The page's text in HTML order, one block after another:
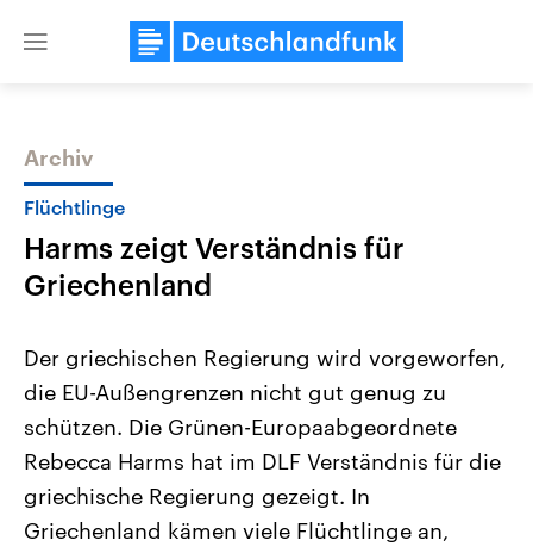
Close
Themen
Landtagswahl Sachsen-Anhalt
2026
Alle Informationen
Sachsen-Anhalt wählt am 6.
September 2026 einen neuen
Landtag. Seit 2021 wird das
Bundesland von einer Koalition aus
USA
Aktuelle Beiträge,
Hintergründe
Wirtschaftlich und
gehören die Vereinigten
den mächtigsten Ländern
mit großem Einfluss auf
aktuelle Weltgeschehen.
Archiv
Flüchtlinge
Harms zeigt Verständnis für
Griechenland
Der griechischen Regierung wird vorgeworfen,
die EU-Außengrenzen nicht gut genug zu
schützen. Die Grünen-Europaabgeordnete
Rebecca Harms hat im DLF Verständnis für die
griechische Regierung gezeigt. In
Griechenland kämen viele Flüchtlinge an,